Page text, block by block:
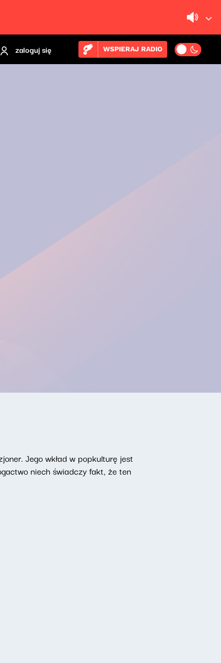
zaloguj się WSPIERAJ RADIO
Jego wkład w popkulturę jest
niech świadczy fakt, że ten